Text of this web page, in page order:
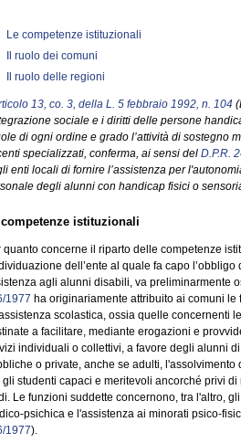
Le competenze istituzionali
Il ruolo dei comuni
Il ruolo delle regioni
13, co. 3, della L. 5 febbraio 1992, n. 104
sociale e i diritti delle persone
di ogni ordine e grado l’attività di sostegno
specializzati, conferma, ai sensi del D.P.R.
enti locali di fornire l’assistenza per
degli alunni con handicap fisici o
competenze istituzionali
quanto concerne il riparto delle competenze
dell’ente al quale fa capo
agli alunni disabili, va preliminarmente
1977 ha originariamente attribuito ai comuni
scolastica, ossia quelle concernenti
a facilitare, mediante erogazioni e
individuali o collettivi, a favore degli alunni
o private, anche se adulti,
gli studenti capaci e meritevoli ancorché privi
Le funzioni suddette concernono, tra l'altro,
psichica e l'assistenza ai minorati psico-
1977).